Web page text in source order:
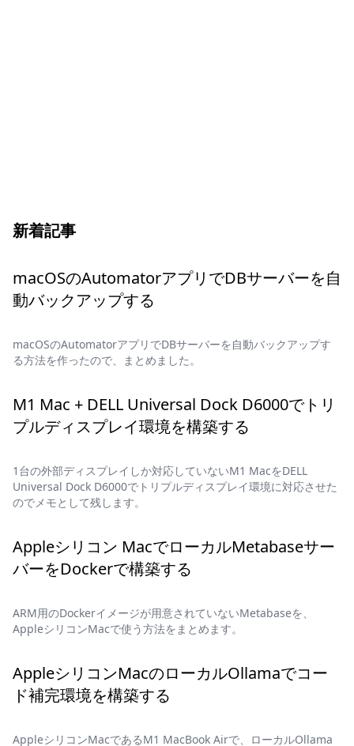
新着記事
macOSのAutomatorアプリでDBサーバーを自
動バックアップする
macOSのAutomatorアプリでDBサーバーを自動バックアップす
る方法を作ったので、まとめました。
M1 Mac + DELL Universal Dock D6000でトリ
プルディスプレイ環境を構築する
1台の外部ディスプレイしか対応していないM1 MacをDELL
Universal Dock D6000でトリプルディスプレイ環境に対応させた
のでメモとして残します。
Appleシリコン MacでローカルMetabaseサー
バーをDockerで構築する
ARM用のDockerイメージが用意されていないMetabaseを、
AppleシリコンMacで使う方法をまとめます。
AppleシリコンMacのローカルOllamaでコー
ド補完環境を構築する
AppleシリコンMacであるM1 MacBook Airで、ローカルOllama